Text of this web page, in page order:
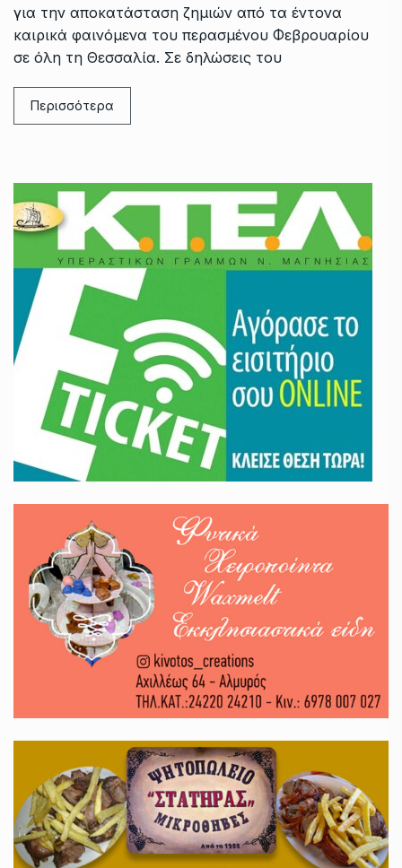
για την αποκατάσταση ζημιών από τα έντονα
καιρικά φαινόμενα του περασμένου Φεβρουαρίου
σε όλη τη Θεσσαλία. Σε δηλώσεις του
Περισσότερα